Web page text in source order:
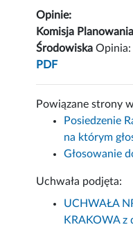
Opinie:
Komisja
Środowiska
PDF
Powiązane strony
Posiedzenie
na którym
Głosowanie
Uchwała podjęta:
UCHWAŁA
KRAKOWA z